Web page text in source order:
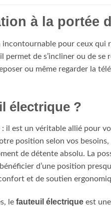
à la portée
incontournable pour ceux
de s’incliner ou de se
ou même regarder la
électrique ?
: il est un véritable allié pour
position selon vos
de détente absolu. La
d’une position
et de soutien
le fauteuil électrique est